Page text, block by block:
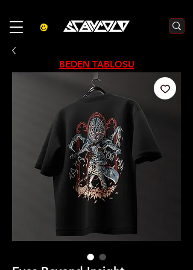
BEDEN TABLOSU